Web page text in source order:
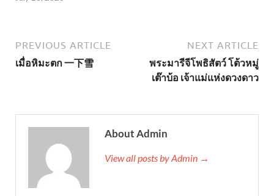
PREVIOUS ARTICLE
เมื่อหิมะตก 一下雪
NEXT ARTICLE
พระมารีจีโพธิสัตว์ โต้วหมู่
เต๊าบ้อ เจ้าแม่แห่งดวงดาว
About Admin
View all posts by Admin →